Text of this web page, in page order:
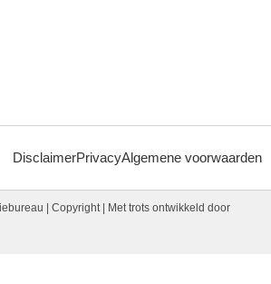
DisclaimerPrivacyAlgemene voorwaarden
| Copyright | Met trots ontwikkeld door